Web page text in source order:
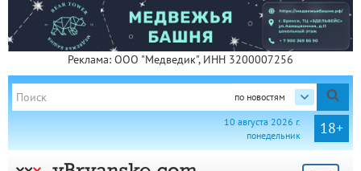
Реклама: ООО "Медведик", ИНН 3200007256
по новостям
18+
10 августа 2026 г.
понедельник